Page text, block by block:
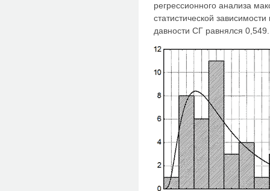
регрессионного анализа
статистической
давности СГ равнялся 0,549.